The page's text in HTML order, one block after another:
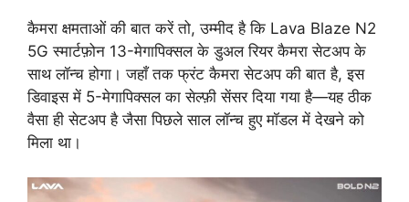
कैमरा क्षमताओं की बात करें तो, उम्मीद है कि Lava Blaze N2
5G स्मार्टफ़ोन 13-मेगापिक्सल के डुअल रियर कैमरा सेटअप के
साथ लॉन्च होगा। जहाँ तक फ्रंट कैमरा सेटअप की बात है, इस
डिवाइस में 5-मेगापिक्सल का सेल्फ़ी सेंसर दिया गया है—यह ठीक
वैसा ही सेटअप है जैसा पिछले साल लॉन्च हुए मॉडल में देखने को
मिला था।